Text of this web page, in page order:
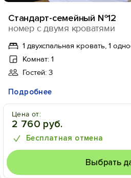
Стандарт-семейный №12
номер с двумя кроватями
1 двухспальная кровать, 1
Комнат: 1
Гостей: 3
Подробнее
Цена от:
2 760 руб.
Бесплатная отмена
Выбрать